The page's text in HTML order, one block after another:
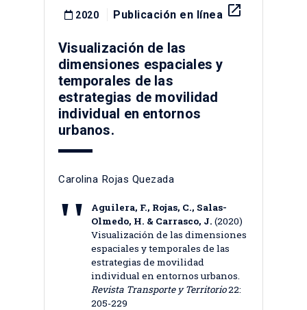
2020 Publicación en línea launch
Visualización de las
dimensiones espaciales y
temporales de las
estrategias de movilidad
individual en entornos
urbanos.
Carolina Rojas Quezada
Aguilera, F., Rojas, C., Salas-
Olmedo, H. & Carrasco, J. (2020)
Visualización de las dimensiones
espaciales y temporales de las
estrategias de movilidad
individual en entornos urbanos.
Revista Transporte y Territorio22:
205-229